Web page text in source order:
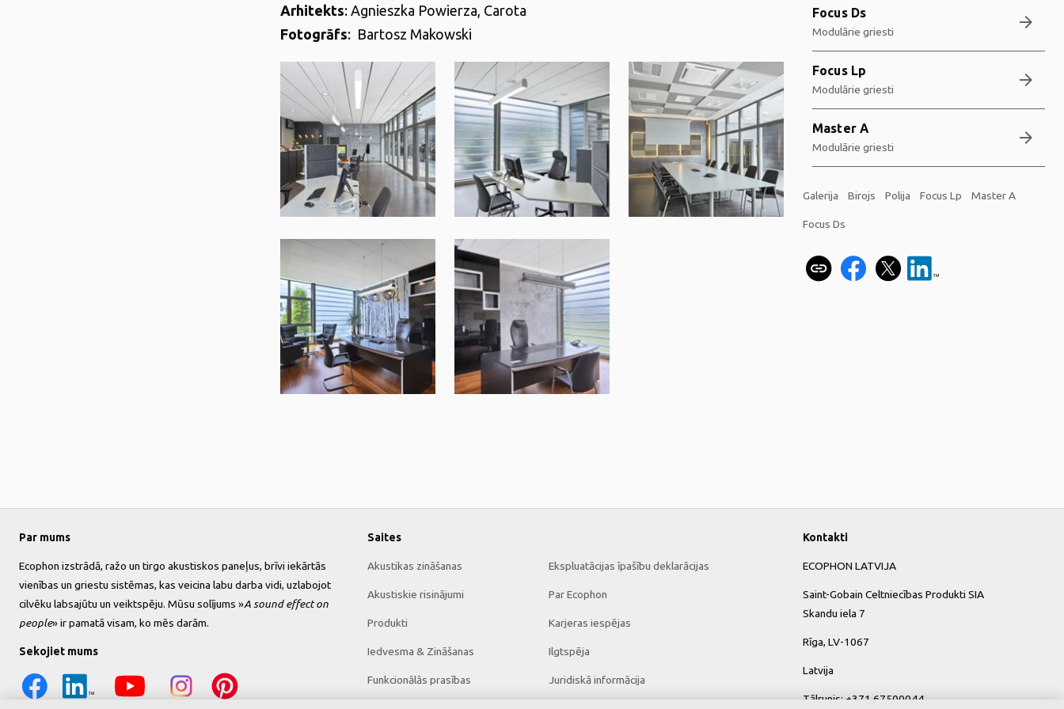
Arhitekts: Agnieszka Powierza, Carota
Fotogrāfs: Bartosz Makowski
Focus Ds
Modulārie griesti arrow_forward
Focus Lp
Modulārie griesti arrow_forward
Master A
Modulārie griesti arrow_forward
Galerija Birojs Polija Focus Lp Master A
Focus Ds
Par mums
Ecophon izstrādā, ražo un tirgo akustiskos paneļus, brīvi iekārtās
vienības un griestu sistēmas, kas veicina labu darba vidi, uzlabojot
cilvēku labsajūtu un veiktspēju. Mūsu solījums »A sound effect on
people» ir pamatā visam, ko mēs darām.
Sekojiet mums
Saites
Akustikas zināšanas
Akustiskie risinājumi
Produkti
Iedvesma & Zināšanas
Funkcionālās prasības
Ekspluatācijas īpašību deklarācijas
Par Ecophon
Karjeras iespējas
Ilgtspēja
Juridiskā informācija
Kontakti
ECOPHON LATVIJA
Saint-Gobain Celtniecības Produkti SIA
Skandu iela 7
Rīga, LV-1067
Latvija
Tālrunis: +371 67500044